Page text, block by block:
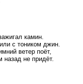
камин.
с тоником джин.
ветер поёт,
назад не придёт.